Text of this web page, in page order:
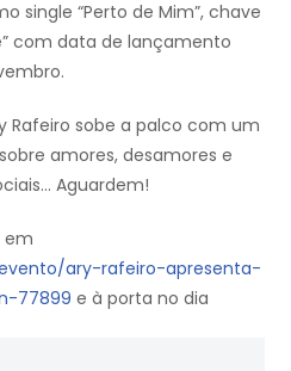
single “Perto de Mim”, chave
com data de lançamento
Rafeiro sobe a palco com um
amores, desamores e
Aguardem!
em
ary-rafeiro-apresenta-
77899 e à porta no dia